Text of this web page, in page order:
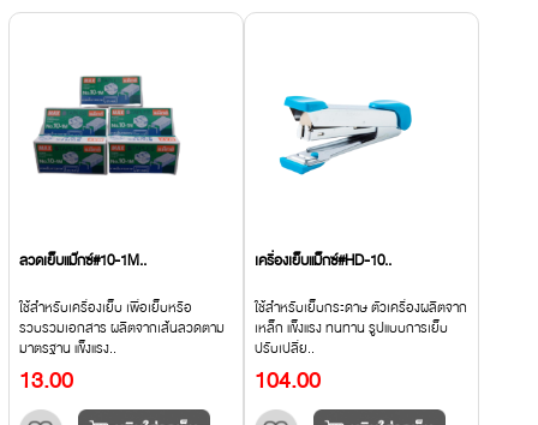
ลวดเย็บแม๊กซ์#10-1M..
ใช้สำหรับเครื่องเย็บ เพื่อเย็บหรือ
รวบรวมเอกสาร ผลิตจากเส้นลวดตาม
มาตรฐาน แข็งแรง..
13.00
เครื่องเย็บแม็กซ์#HD-10..
ใช้สำหรับเย็บกระดาษ ตัวเครื่องผลิตจาก
เหล็ก แข็งแรง ทนทาน รูปแบบการเย็บ
ปรับเปลี่ย..
104.00